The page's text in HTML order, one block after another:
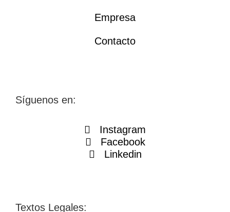
Empresa
Contacto
Síguenos en:
Instagram
Facebook
Linkedin
Textos Legales: